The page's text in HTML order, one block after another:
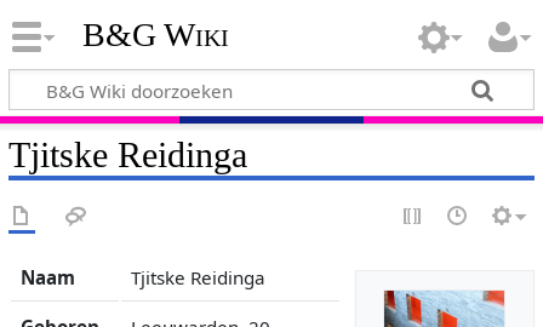
B&G Wiki
Tjitske Reidinga
Naam Tjitske Reidinga